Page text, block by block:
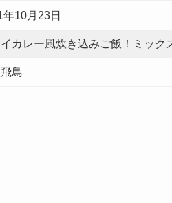
年10月23日
イカレー風炊き込みご飯！ミッ
鳥